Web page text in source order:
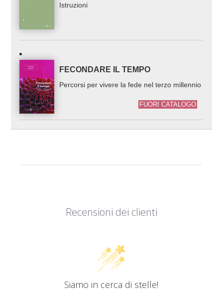
Istruzioni
FECONDARE IL TEMPO
Percorsi per vivere la fede nel terzo millennio
FUORI CATALOGO
Recensioni dei clienti
Siamo in cerca di stelle!